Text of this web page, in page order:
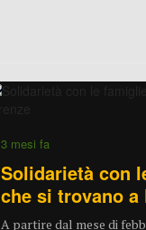
3 mesi fa
Solidarietà con
che si trovano a
A partire dal mese di